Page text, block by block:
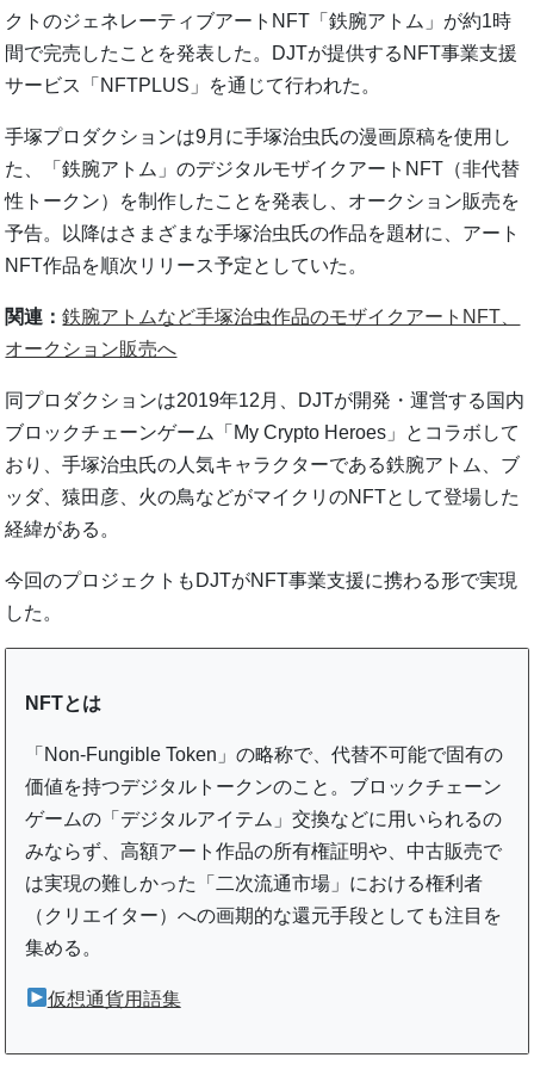
クトのジェネレーティブアートNFT「鉄腕アトム」が約1時
間で完売したことを発表した。DJTが提供するNFT事業支援
サービス「NFTPLUS」を通じて行われた。
手塚プロダクションは9月に手塚治虫氏の漫画原稿を使用し
た、「鉄腕アトム」のデジタルモザイクアートNFT（非代替
性トークン）を制作したことを発表し、オークション販売を
予告。以降はさまざまな手塚治虫氏の作品を題材に、アート
NFT作品を順次リリース予定としていた。
関連：鉄腕アトムなど手塚治虫作品のモザイクアートNFT、
オークション販売へ
同プロダクションは2019年12月、DJTが開発・運営する国内
ブロックチェーンゲーム「My Crypto Heroes」とコラボして
おり、手塚治虫氏の人気キャラクターである鉄腕アトム、ブ
ッダ、猿田彦、火の鳥などがマイクリのNFTとして登場した
経緯がある。
今回のプロジェクトもDJTがNFT事業支援に携わる形で実現
した。
NFTとは
「Non-Fungible Token」の略称で、代替不可能で固有の
価値を持つデジタルトークンのこと。ブロックチェーン
ゲームの「デジタルアイテム」交換などに用いられるの
みならず、高額アート作品の所有権証明や、中古販売で
は実現の難しかった「二次流通市場」における権利者
（クリエイター）への画期的な還元手段としても注目を
集める。
仮想通貨用語集